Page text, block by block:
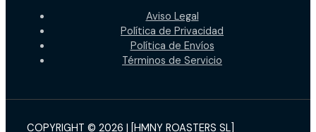
Aviso Legal
Política de Privacidad
Política de Envíos
Términos de Servicio
COPYRIGHT © 2026 | [HMNY ROASTERS SL]